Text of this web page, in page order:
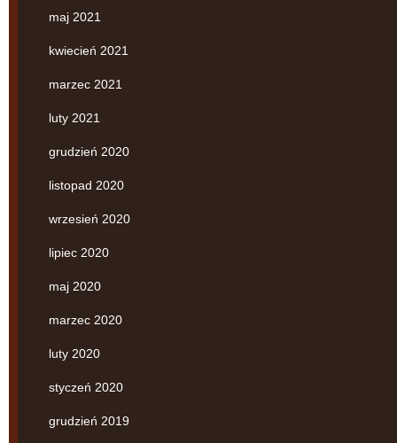
maj 2021
kwiecień 2021
marzec 2021
luty 2021
grudzień 2020
listopad 2020
wrzesień 2020
lipiec 2020
maj 2020
marzec 2020
luty 2020
styczeń 2020
grudzień 2019